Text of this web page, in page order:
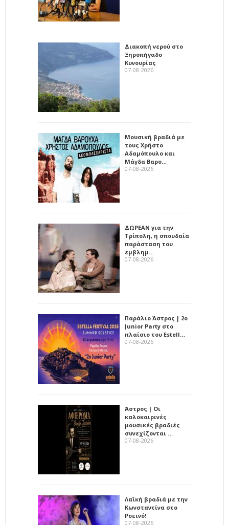
Διακοπή νερού στο
Ξηροπήγαδο
Κυνουρίας
07-08-2026
Μουσική βραδιά με
τους Χρήστο
Αδαμόπουλο και
Μάγδα Βαρο…
07-08-2026
ΔΩΡΕΑΝ για την
Τρίπολη, η σπουδαία
παράσταση του
εμβλημ…
07-08-2026
Παράλιο Άστρος | 2ο
Junior Party στο
πλαίσιο του Estell…
07-08-2026
Άστρος | Οι
καλοκαιρινές
μουσικές βραδιές
συνεχίζονται …
07-08-2026
Λαϊκή βραδιά με την
Κωνσταντίνα στο
Ροεινό!
07-08-2026